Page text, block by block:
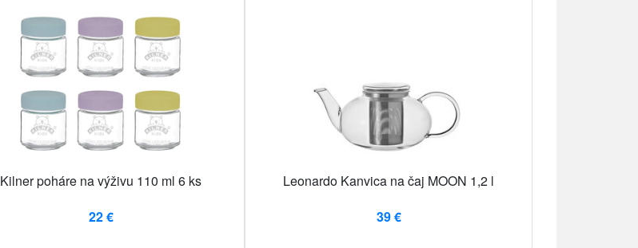
Kilner poháre na výživu 110 ml 6 ks
22 €
Leonardo Kanvica na čaj MOON 1,2 l
39 €